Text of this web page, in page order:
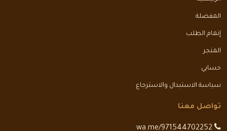
المفضلة
إتمام الطلب
المتجر
حسابي
سياسة الاستبدال والاسترجاع
تواصل معنا